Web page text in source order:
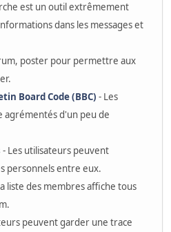
est un outil extrêmement
dans les messages et
poster pour permettre aux
Board Code (BBC) - Les
agrémentés d'un peu de
- Les utilisateurs peuvent
personnels entre eux.
liste des membres affiche tous
peuvent garder une trace